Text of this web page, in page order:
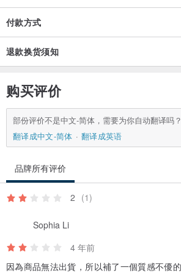
付款方式
退款换货须知
购买评价
部份评价不是中文-简体，需要为你自动翻译吗？
翻译成中文-简体
翻译成英语
品牌所有评价
2 (1)
Sophia Li
4 年前
因為商品無法出貨，所以補了一個質感不優